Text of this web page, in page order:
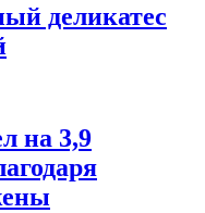
деликатес
на 3,9